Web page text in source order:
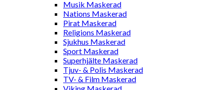
Musik Maskerad
Nations Maskerad
Pirat Maskerad
Religions Maskerad
Sjukhus Maskerad
Sport Maskerad
Superhjälte Maskerad
Tjuv- & Polis Maskerad
TV- & Film Maskerad